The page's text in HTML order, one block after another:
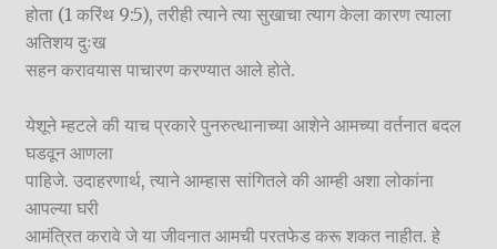
होता (1 करिंथ 9:5), तरीही त्याने त्या सुखाचा त्याग केला कारण त्याला
अतिशय दुःख
सहन करावयास पाचारण करण्यात आले होते.
येशूने म्हटले की याच प्रकारे पुनरुत्थानाच्या आशेने आमच्या वर्तनात बदल
घडवून आणला
पाहिजे. उदाहरणार्थ, त्याने आम्हास सांगितले की आम्ही अशा लोकांना
आपल्या घरी
आमंत्रित करावे जे या जीवनात आमची परतफेड करू शकत नाहीत. हे